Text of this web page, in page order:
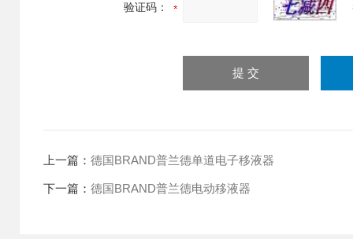
验证码：
上一篇： 德国BRAND普兰德单道电子移液器
下一篇： 德国BRAND普兰德电动移液器